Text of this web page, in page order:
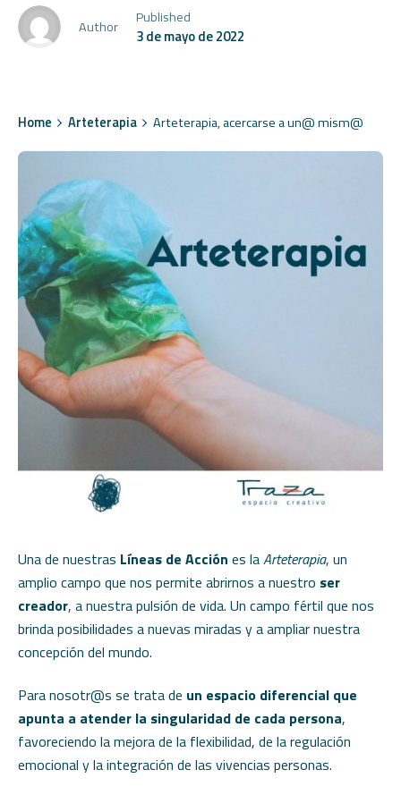
Author Published
3 de mayo de 2022
Home Arteterapia Arteterapia, acercarse a un@ mism@
Una de nuestras Líneas de Acción es laArteterapia, un
amplio campo que nos permite abrirnos a nuestro ser
creador, a nuestra pulsión de vida. Un campo fértil que nos
brinda posibilidades a nuevas miradas y a ampliar nuestra
concepción del mundo.
Para nosotr@s se trata de un espacio diferencial que
apunta a atender la singularidad de cada persona,
favoreciendo la mejora de la flexibilidad, de la regulación
emocional y la integración de las vivencias personas.